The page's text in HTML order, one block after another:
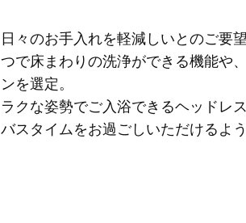
日々のお手入れを軽減しいとのご要
つで床まわりの洗浄ができる機能や
ンを選定。
ラクな姿勢でご入浴できるヘッドレ
バスタイムをお過ごしいただけるよ